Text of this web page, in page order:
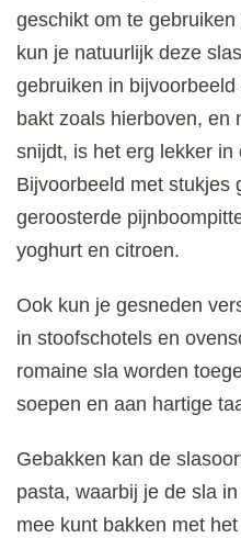
geschikt om te
kun je natuurlijk deze
gebruiken in
bakt zoals hierboven, en
snijdt, is het erg lekker
Bijvoorbeeld met stukjes
geroosterde
yoghurt en citroen.
Ook kun je gesneden
in stoofschotels en
romaine sla worden
soepen en aan hartige
Gebakken kan de
pasta, waarbij je de sla
mee kunt bakken met